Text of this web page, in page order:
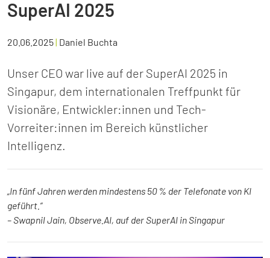
SuperAI 2025
20.06.2025| Daniel Buchta
Unser CEO war live auf der SuperAI 2025 in
Singapur, dem internationalen Treffpunkt für
Visionäre, Entwickler:innen und Tech-
Vorreiter:innen im Bereich künstlicher
Intelligenz.
„In fünf Jahren werden mindestens 50 % der Telefonate von KI
geführt.“
– Swapnil Jain, Observe.AI, auf der SuperAI in Singapur